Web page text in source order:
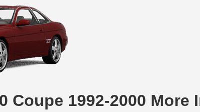
Coupe 1992-2000 More